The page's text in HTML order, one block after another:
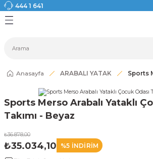
444 1 641
Geri Dön
Geri Dön
Geri Dön
Geri Dön
Geri Dön
Geri Dön
Anasayfa ARABALI YATAK Sports
Sports Merso Arabalı Yataklı
Takımı - Beyaz
₺36.878,00
₺35.034,10 %5 İNDİRİM